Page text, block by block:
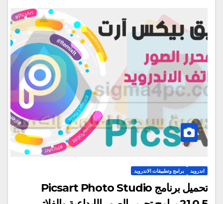
اندرويد برامج وتطبيقات الاندرويد
تحميل برنامج Picsart Photo Studio